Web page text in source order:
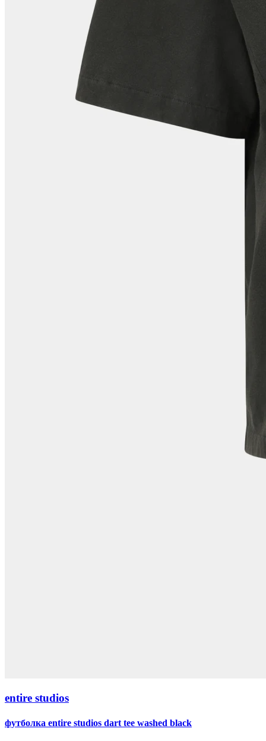
entire studios
футболка entire studios dart tee washed black